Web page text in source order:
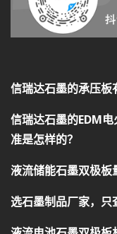
信瑞达石墨的承压板
信瑞达石墨的EDM
准是怎样的？
液流储能石墨双极板
选石墨制品厂家，只